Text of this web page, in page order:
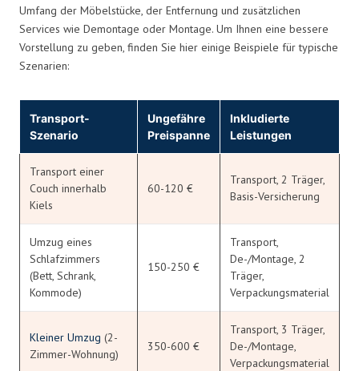
Umfang der Möbelstücke, der Entfernung und zusätzlichen
Services wie Demontage oder Montage. Um Ihnen eine bessere
Vorstellung zu geben, finden Sie hier einige Beispiele für typische
Szenarien:
Transport-
Szenario
Ungefähre
Preispanne
Inkludierte
Leistungen
Transport einer
Couch innerhalb
Kiels
60-120 €
Transport, 2 Träger,
Basis-Versicherung
Umzug eines
Schlafzimmers
(Bett, Schrank,
Kommode)
150-250 €
Transport,
De-/Montage, 2
Träger,
Verpackungsmaterial
Kleiner Umzug (2-
Zimmer-Wohnung)
350-600 €
Transport, 3 Träger,
De-/Montage,
Verpackungsmaterial